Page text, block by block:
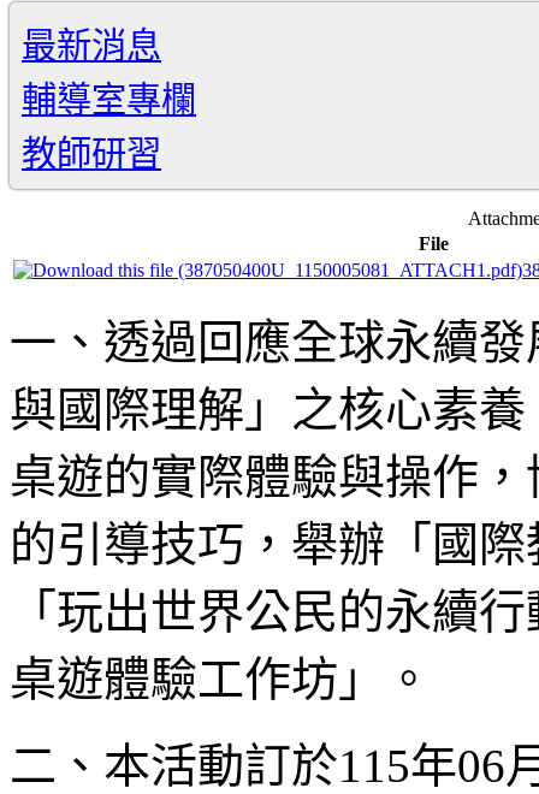
最新消息
輔導室專欄
教師研習
File
一、透過回應全球永續
與國際理解」之核心素
桌遊的實際體驗與操作
的引導技巧，舉辦「國
「玩出世界公民的永續
桌遊體驗工作坊」。
二、本活動訂於115年06